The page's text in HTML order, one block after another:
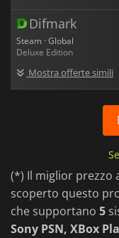
Difmark
Steam · Global
Deluxe Edition
Mostra offerte simili
(*) Il miglior prezzo
scoperto questo
che supportano 5
Sony PSN, XBox